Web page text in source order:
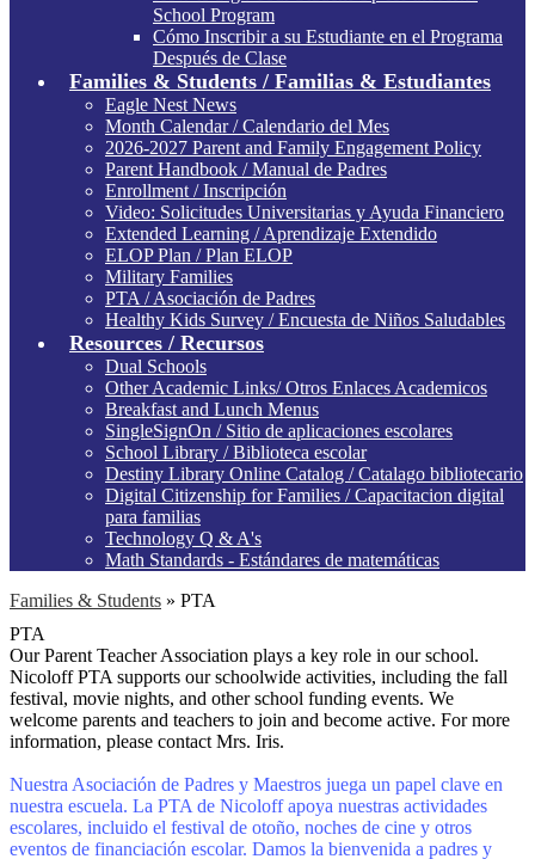
School Program
Cómo Inscribir a su Estudiante en el Programa
Después de Clase
Families & Students / Familias & Estudiantes
Eagle Nest News
Month Calendar / Calendario del Mes
2026-2027 Parent and Family Engagement Policy
Parent Handbook / Manual de Padres
Enrollment / Inscripción
Video: Solicitudes Universitarias y Ayuda Financiero
Extended Learning / Aprendizaje Extendido
ELOP Plan / Plan ELOP
Military Families
PTA / Asociación de Padres
Healthy Kids Survey / Encuesta de Niños Saludables
Resources / Recursos
Dual Schools
Other Academic Links/ Otros Enlaces Academicos
Breakfast and Lunch Menus
SingleSignOn / Sitio de aplicaciones escolares
School Library / Biblioteca escolar
Destiny Library Online Catalog / Catalago bibliotecario
Digital Citizenship for Families / Capacitacion digital
para familias
Technology Q & A's
Math Standards - Estándares de matemáticas
Families & Students » PTA
PTA
Our Parent Teacher Association plays a key role in our school.
Nicoloff PTA supports our schoolwide activities, including the fall
festival, movie nights, and other school funding events. We
welcome parents and teachers to join and become active. For more
information, please contact Mrs. Iris.
Nuestra Asociación de Padres y Maestros juega un papel clave en
nuestra escuela. La PTA de Nicoloff apoya nuestras actividades
escolares, incluido el festival de otoño, noches de cine y otros
eventos de financiación escolar. Damos la bienvenida a padres y